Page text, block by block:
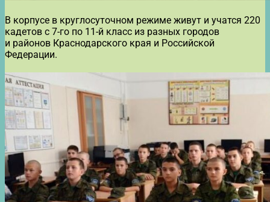
В корпусе в круглосуточном режиме живут и учатся 220
кадетов с 7-го по 11-й класс из разных городов
и районов Краснодарского края и Российской
Федерации.